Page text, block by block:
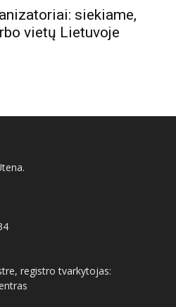
siekiame,
vietų Lietuvoje
registro tvarkytojas: